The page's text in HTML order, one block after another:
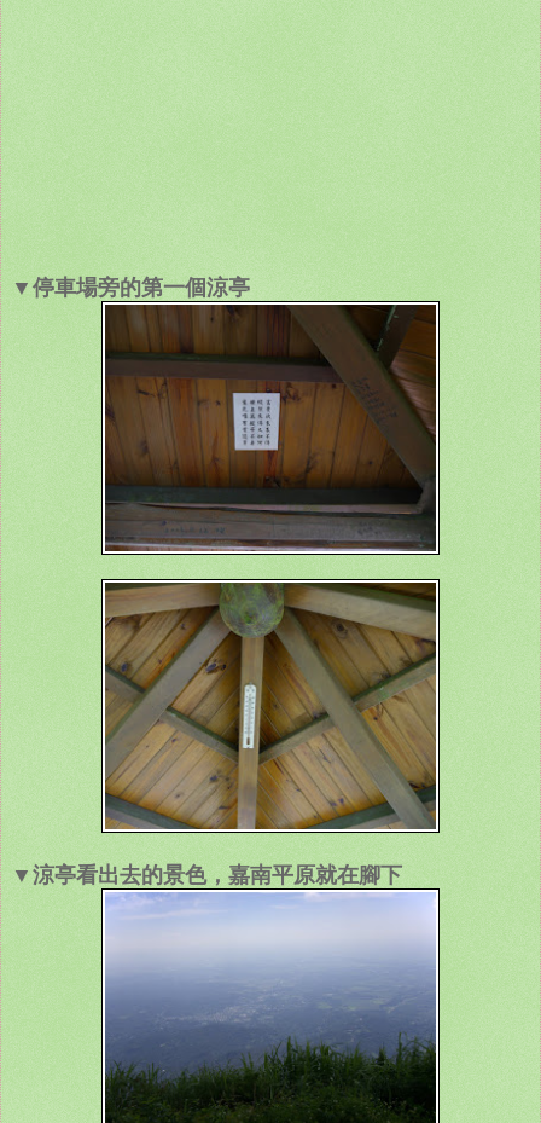
▼停車場旁的第一個涼亭
▼涼亭看出去的景色，嘉南平原就在腳下